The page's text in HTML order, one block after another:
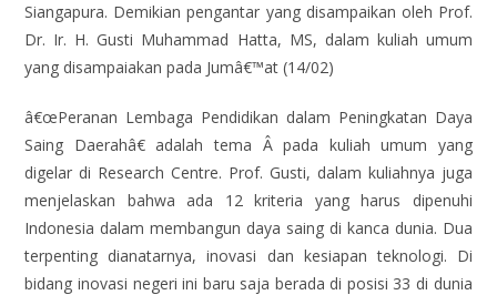
Siangapura. Demikian pengantar yang disampaikan oleh Prof.
Dr. Ir. H. Gusti Muhammad Hatta, MS, dalam kuliah umum
yang disampaiakan pada Jumâ€™at (14/02)
â€œPeranan Lembaga Pendidikan dalam Peningkatan Daya
Saing Daerahâ€ adalah tema Â pada kuliah umum yang
digelar di Research Centre. Prof. Gusti, dalam kuliahnya juga
menjelaskan bahwa ada 12 kriteria yang harus dipenuhi
Indonesia dalam membangun daya saing di kanca dunia. Dua
terpenting dianatarnya, inovasi dan kesiapan teknologi. Di
bidang inovasi negeri ini baru saja berada di posisi 33 di dunia